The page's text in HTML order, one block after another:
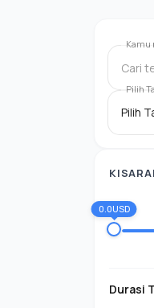
Kamu
Cari
Pilih
0.0USD
Durasi